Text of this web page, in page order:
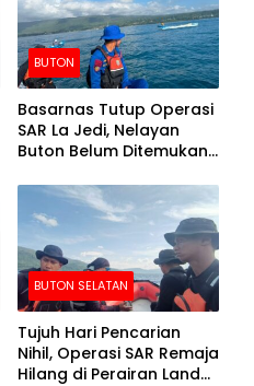
BUTON
Basarnas Tutup Operasi
SAR La Jedi, Nelayan
Buton Belum Ditemukan
BUTON SELATAN
Tujuh Hari Pencarian
Nihil, Operasi SAR Remaja
Hilang di Perairan Lande